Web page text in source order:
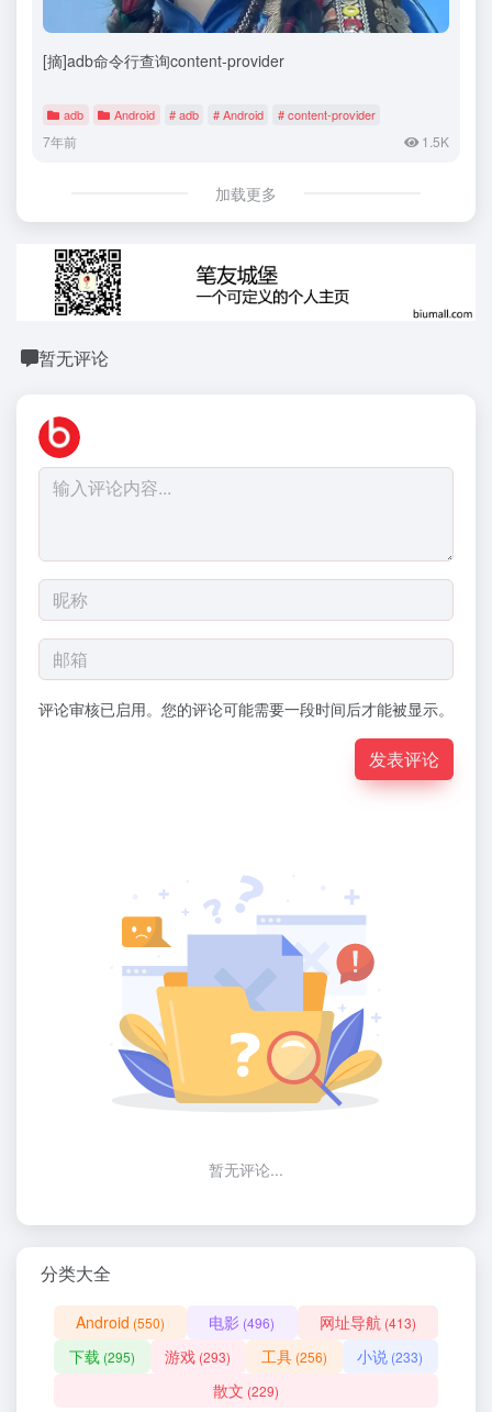
[摘]adb命令行查询content-provider
adb Android # adb # Android # content-provider
7年前 1.5K
加载更多
暂无评论
评论审核已启用。您的评论可能需要一段时间后才能被显示。
发表评论
暂无评论...
分类大全
Android (550) 电影 (496) 网址导航 (413)
下载 (295) 游戏 (293) 工具(256) 小说 (233)
散文 (229)